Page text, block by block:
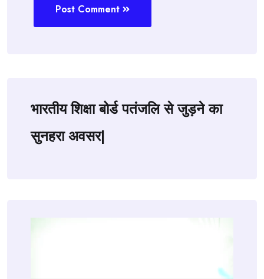
Post Comment
भारतीय शिक्षा बोर्ड पतंजलि से जुड़ने का
सुनहरा अवसर|